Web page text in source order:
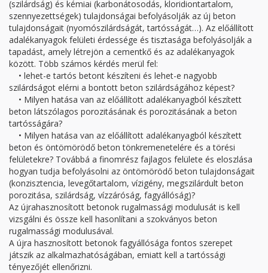
(szilárdság) és kémiai (karbonátosodás, kloridiontartalom,
szennyezettségek) tulajdonságai befolyásolják az új beton
tulajdonságait (nyomószilárdságát, tartósságát…). Az előállított
adalékanyagok felületi érdessége és tisztasága befolyásolják a
tapadást, amely létrejön a cementkő és az adalékanyagok
között. Több számos kérdés merül fel:
• lehet-e tartós betont készíteni és lehet-e nagyobb
szilárdságot elérni a bontott beton szilárdságához képest?
• Milyen hatása van az előállított adalékanyagból készített
beton látszólagos porozitásának és porozitásának a beton
tartósságára?
• Milyen hatása van az előállított adalékanyagból készített
beton és öntömörödő beton tönkremenetelére és a törési
felületekre? Továbbá a finomrész fajlagos felülete és eloszlása
hogyan tudja befolyásolni az öntömörödő beton tulajdonságait
(konzisztencia, levegőtartalom, vízigény, megszilárdult beton
porozitása, szilárdság, vízzáróság, fagyállóság)?
Az újrahasznosított betonok rugalmassági modulusát is kell
vizsgálni és össze kell hasonlítani a szokványos beton
rugalmassági modulusával.
A újra hasznosított betonok fagyállósága fontos szerepet
játszik az alkalmazhatóságában, emiatt kell a tartóssági
tényezőjét ellenőrizni.